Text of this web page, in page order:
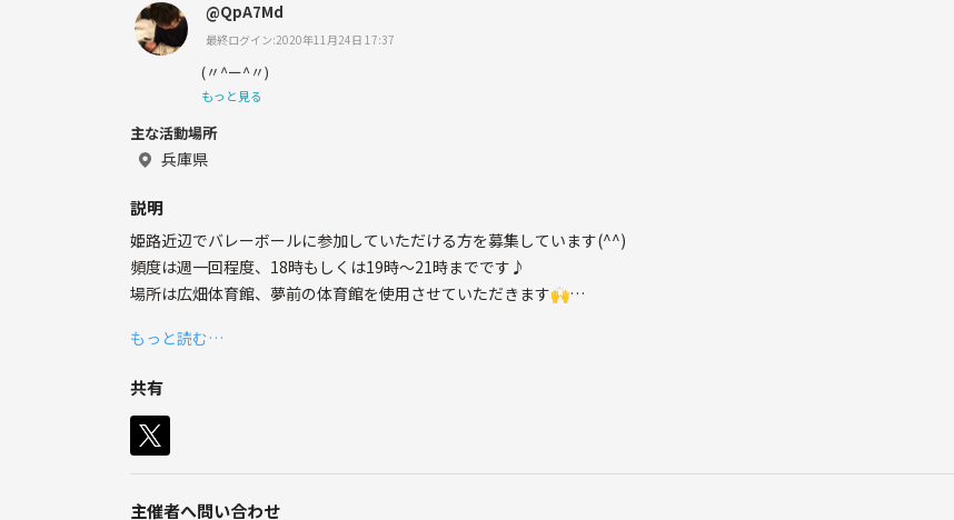
@QpA7Md
最終ログイン:2020年11月24日 17:37
(〃^ー^〃)
もっと見る
主な活動場所
兵庫県
説明
姫路近辺でバレーボールに参加していただける方を募集しています(^^)
頻度は週一回程度、18時もしくは19時～21時までです♪
場所は広畑体育館、夢前の体育館を使用させていただきます🙌
現在7割方初心者で、女性率は7割です(^^)
主婦の方でも学生でも初めての方でも
どんな方でも大歓迎です(^○^)
笑いが多いグループなのでぜひぜひ一度ご参加ください⭐
お待ちしてます(*´∀`)
もっと読む…
共有
主催者へ問い合わせ